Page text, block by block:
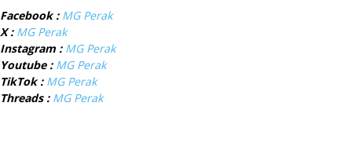
Facebook : MG Perak
X : MG Perak
Instagram : MG Perak
Youtube : MG Perak
TikTok : MG Perak
Threads : MG Perak